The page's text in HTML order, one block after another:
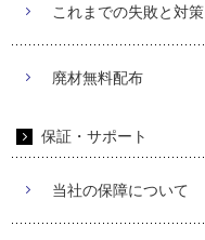
これまでの失敗と対策
廃材無料配布
保証・サポート
当社の保障について